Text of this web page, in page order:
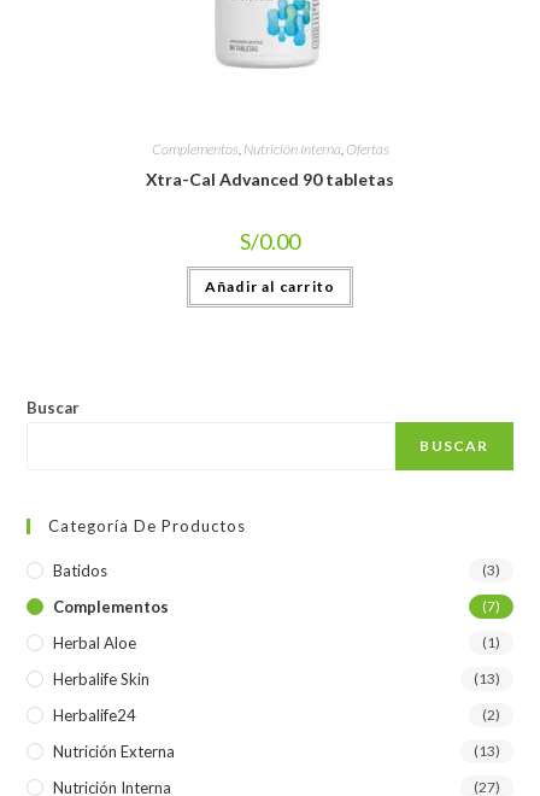
Complementos Nutrición Interna Ofertas
Xtra-Cal Advanced 90 tabletas
S/0.00
Añadir al carrito
Buscar
BUSCAR
Categoría De Productos
Batidos (3)
Complementos (7)
Herbal Aloe (1)
Herbalife Skin (13)
Herbalife24 (2)
Nutrición Externa (13)
Nutrición Interna (27)